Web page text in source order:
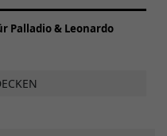
Palladio & Leonardo